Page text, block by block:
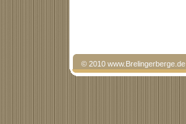
© 2010 www.Brelingerberge.de